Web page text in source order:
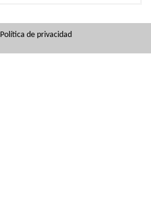
Política de privacidad